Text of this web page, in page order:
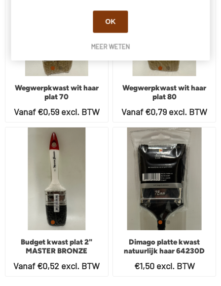
Wegwerpkwast wit haar
plat 70
Vanaf €0,59 excl. BTW
Wegwerpkwast wit haar
plat 80
Vanaf €0,79 excl. BTW
Budget kwast plat 2"
MASTER BRONZE
Vanaf €0,52 excl. BTW
Dimago platte kwast
natuurlijk haar 64230D
€1,50 excl. BTW
OK
MEER WETEN